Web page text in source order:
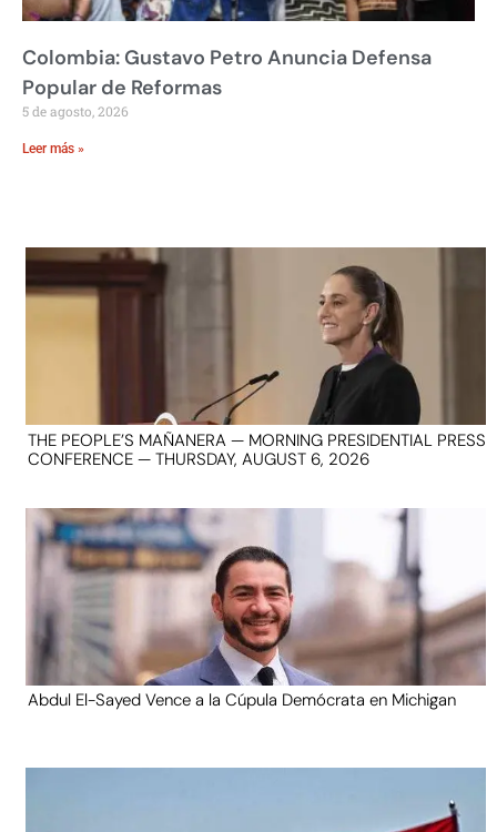
Colombia: Gustavo Petro Anuncia Defensa
Popular de Reformas
5 de agosto, 2026
Leer más »
THE PEOPLE’S MAÑANERA — MORNING PRESIDENTIAL PRESS
CONFERENCE — THURSDAY, AUGUST 6, 2026
Abdul El-Sayed Vence a la Cúpula Demócrata en Michigan